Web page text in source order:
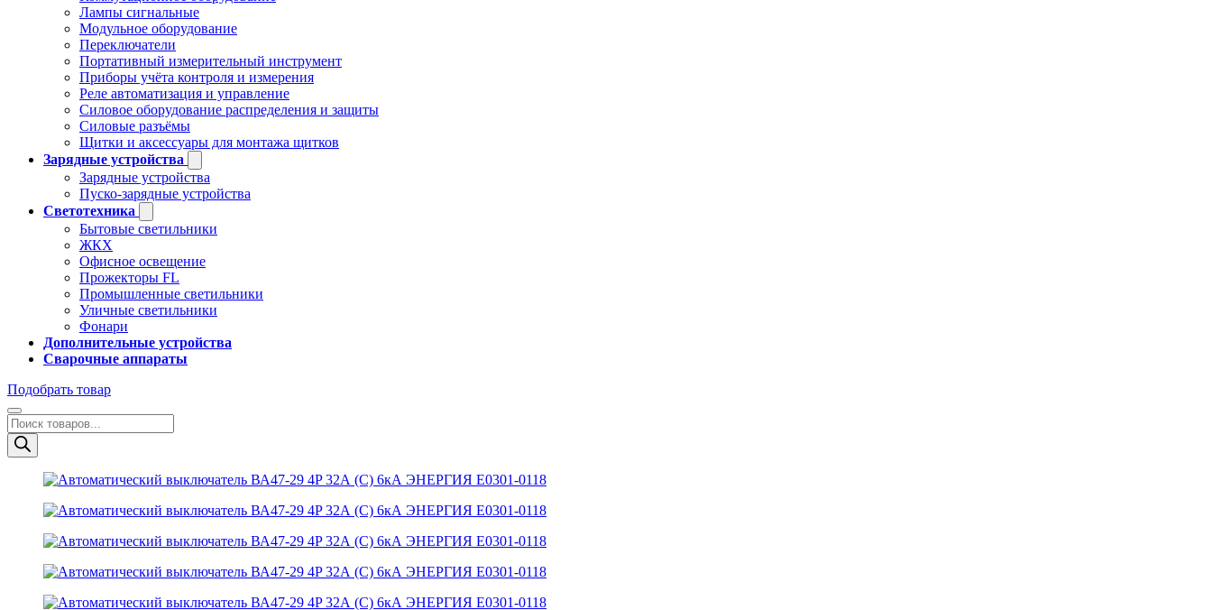
Лампы сигнальные
Модульное оборудование
Переключатели
Портативный измерительный инструмент
Приборы учёта контроля и измерения
Реле автоматизация и управление
Силовое оборудование распределения и защиты
Силовые разъёмы
Щитки и аксессуары для монтажа щитков
Зарядные устройства
Зарядные устройства
Пуско-зарядные устройства
Светотехника
Бытовые светильники
ЖКХ
Офисное освещение
Прожекторы FL
Промышленные светильники
Уличные светильники
Фонари
Дополнительные устройства
Сварочные аппараты
Подобрать товар
Поиск
товаров